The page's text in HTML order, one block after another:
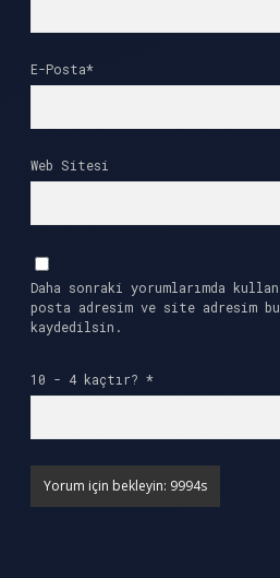
E-Posta*
Web Sitesi
Daha sonraki yorumlarımda
posta adresim ve site adresim
kaydedilsin.
10 - 4 kaçtır? *